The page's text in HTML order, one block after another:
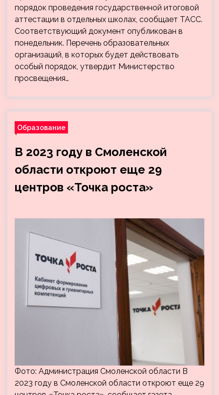
порядок проведения государственной итоговой
аттестации в отдельных школах, сообщает ТАСС.
Соответствующий документ опубликован в
понедельник. Перечень образовательных
организаций, в которых будет действовать
особый порядок, утвердит Министерство
просвещения…
Образование
В 2023 году в Смоленской
области откроют еще 29
центров «Точка роста»
Фото: Администрация Смоленской области В
2023 году в Смоленской области откроют еще 29